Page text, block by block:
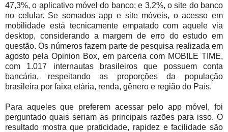
47,3%, o aplicativo móvel do banco; e 3,2%, o site do banco
no celular. Se somados app e site móveis, o acesso em
mobilidade está tecnicamente empatado com aquele via
desktop, considerando a margem de erro do estudo em
questão. Os números fazem parte de pesquisa realizada em
agosto pela Opinion Box, em parceria com MOBILE TIME,
com 1.017 internautas brasileiros que possuem conta
bancária, respeitando as proporções da população
brasileira por faixa etária, renda, gênero e região do País.
Para aqueles que preferem acessar pelo app móvel, foi
perguntado quais seriam as principais razões para isso. O
resultado mostra que praticidade, rapidez e facilidade são